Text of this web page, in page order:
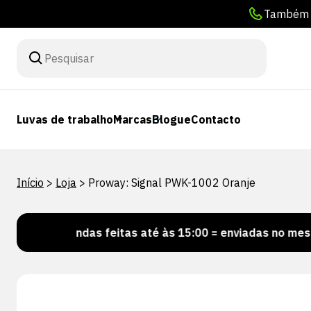
Luvas de trabalhoMarcasBlogueContacto
Início > Loja > Proway: Signal PWK-1002 Oranje
feitas até às 15:00 = enviadas no mesmo dia